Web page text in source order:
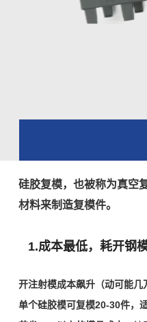
硅胶复模，也被称为真空
材料来制造复模件。
1.成本最低，耗开钢
开注射模成本飙升（动可能
单个硅胶模可复模20-30件，